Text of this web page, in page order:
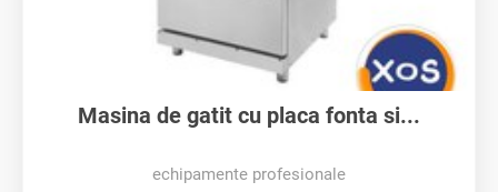
Masina de gatit cu placa fonta si...
echipamente profesionale